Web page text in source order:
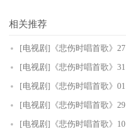
相关推荐
[电视剧]《悲伤时唱首歌》27
[电视剧]《悲伤时唱首歌》31
[电视剧]《悲伤时唱首歌》01
[电视剧]《悲伤时唱首歌》29
[电视剧]《悲伤时唱首歌》10